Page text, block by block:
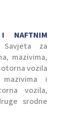
NAFTNIM
za
mazivima,
vozila
i
vozila,
srodne